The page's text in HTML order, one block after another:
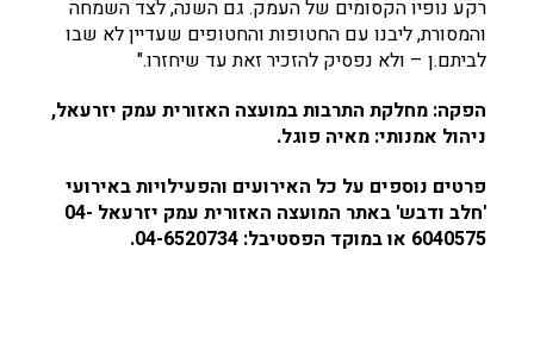
רקע נופיו הקסומים של העמק. גם השנה, לצד השמחה
והמסורת, ליבנו עם החטופות והחטופים שעדיין לא שבו
לביתם.ן – ולא נפסיק להזכיר זאת עד שיחזרו."
הפקה: מחלקת התרבות במועצה האזורית עמק יזרעאל,
ניהול אמנותי: מאיה פוגל.
פרטים נוספים על כל האירועים והפעילויות באירועי
'חלב ודבש' באתר המועצה האזורית עמק יזרעאל 04-
6040575 או במוקד הפסטיבל: 04-6520734.